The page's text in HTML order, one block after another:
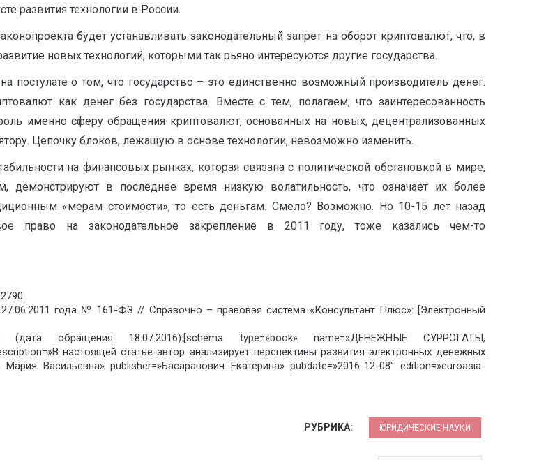
развития технологии в России.
будет устанавливать законодательный запрет на оборот криптовалют, что, в
новых технологий, которыми так рьяно интересуются другие государства.
постулате о том, что государство – это единственно возможный производитель денег.
как денег без государства. Вместе с тем, полагаем, что заинтересованность
именно сферу обращения криптовалют, основанных на новых, децентрализованных
Цепочку блоков, лежащую в основе технологии, невозможно изменить.
на финансовых рынках, которая связана с политической обстановкой в мире,
демонстрируют в последнее время низкую волатильность, что означает их более
«мерам стоимости», то есть деньгам. Смело? Возможно. Но 10-15 лет назад
право на законодательное закрепление в 2011 году, тоже казались чем-то
года № 161-ФЗ // Справочно – правовая система «Консультант Плюс»: [Электронный
обращения 18.07.2016).[schema type=»book» name=»ДЕНЕЖНЫЕ СУРРОГАТЫ,
настоящей статье автор анализирует перспективы развития электронных денежных
Васильевна» publisher=»Басаранович Екатерина» pubdate=»2016-12-08″ edition=»euroasia-
РУБРИКА: ЮРИДИЧЕСКИЕ НАУКИ